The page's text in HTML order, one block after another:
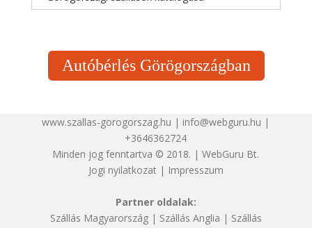
Autóbérlés Görögországban
www.szallas-gorogorszag.hu | info@webguru.hu |
+3646362724
Minden jog fenntartva © 2018. | WebGuru Bt.
Jogi nyilatkozat| Impresszum
Partner oldalak:
Szállás Magyarország| Szállás Anglia | Szállás